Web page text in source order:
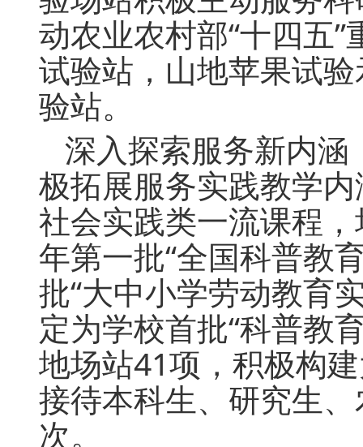
动农业农村部“十四五
试验站，山地苹果试
验站。
深入探索服务新内
极拓展服务实践教学
社会实践类一流课程
年第一批“全国科普教
批“大中小学劳动教育
定为学校首批“科普教
地场站41项，积极构
接待本科生、研究生
次。